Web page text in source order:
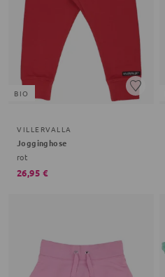
BIO
VILLERVALLA
Jogginghose
rot
26,95 €